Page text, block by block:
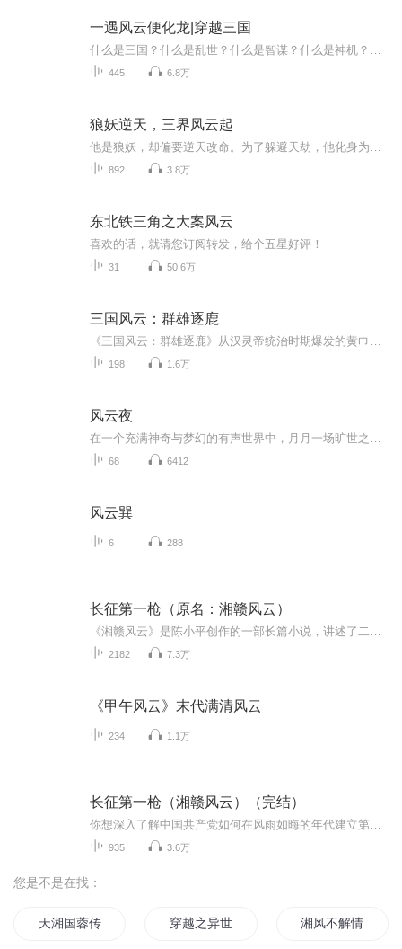
一遇风云便化龙|穿越三国
445 6.8万
狼妖逆天，三界风云起
892 3.8万
东北铁三角之大案风云
喜欢的话，就请您订阅转发，给个五星好评！
31 50.6万
三国风云：群雄逐鹿
198 1.6万
风云夜
68 6412
风云巽
6 288
长征第一枪（原名：湘赣风云）
2182 7.3万
《甲午风云》末代满清风云
234 1.1万
长征第一枪（湘赣风云）（完结）
935 3.6万
您是不是在找：
天湘国蓉传 穿越之异世潇湘情缘 湘风不解情